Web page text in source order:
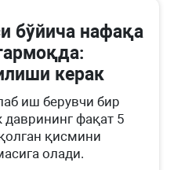
бўйича нафақа
керак
иш берувчи бир
даврининг фақат 5
қисмини
олади.